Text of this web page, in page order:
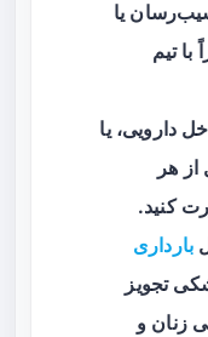
یا
با تیم
دارویی، یا
هر
کنید.
بارداری
تجویز
زنان و